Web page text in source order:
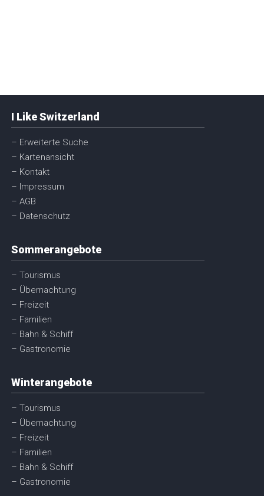
I Like Switzerland
– Erweiterte Suche
– Kartenansicht
– Kontakt
– Impressum
– AGB
– Datenschutz
Sommerangebote
– Tourismus
– Übernachtung
– Freizeit
– Familien
– Bahn & Schiff
– Gastronomie
Winterangebote
– Tourismus
– Übernachtung
– Freizeit
– Familien
– Bahn & Schiff
– Gastronomie